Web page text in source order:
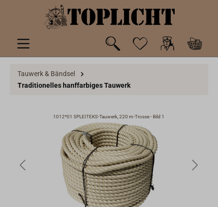
springen
Tauwerk & Bändsel
Traditionelles hanffarbiges Tauwerk
1012*01 SPLEITEKS-Tauwerk, 220 m-Trosse - Bild 1